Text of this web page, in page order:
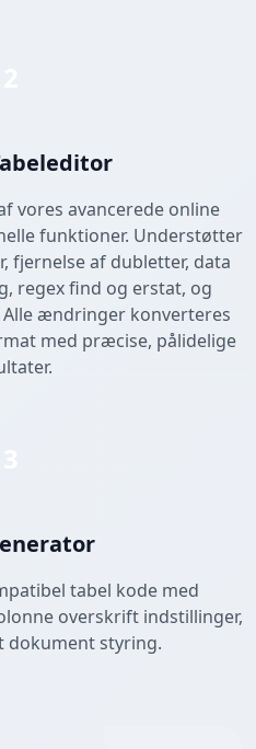
vores avancerede online
funktioner. Understøtter
fjernelse af dubletter, data
regex find og erstat, og
ændringer konverteres
med præcise, pålidelige
tabel kode med
overskrift indstillinger,
dokument styring.